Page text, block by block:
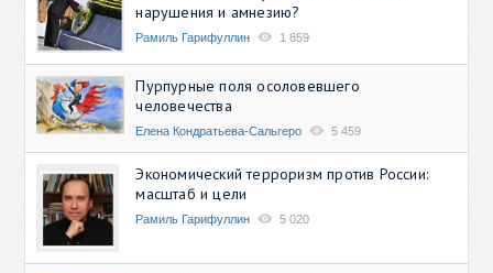
нарушения и амнезию?
Рамиль Гарифуллин 1 859
Пурпурные поля осоловевшего
человечества
Елена Кондратьева-Сальгеро 5 459
Экономический терроризм против России:
масштаб и цели
Рамиль Гарифуллин 5 020